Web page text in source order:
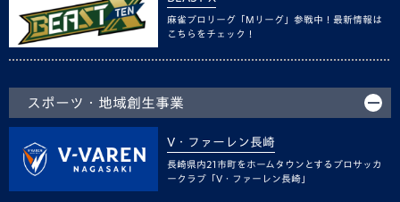
麻雀プロリーグ「Mリーグ」参戦中！最新情報は
こちらをチェック！
スポーツ・地域創生事業
V・ファーレン長崎
長崎県内21市町をホームタウンとするプロサッカ
ークラブ「V・ファーレン長崎」